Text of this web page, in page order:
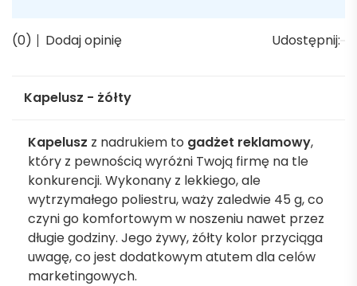
(0) Dodaj opinię Udostępnij:
Kapelusz - żółty
Kapelusz z nadrukiem to gadżet reklamowy,
który z pewnością wyróżni Twoją firmę na tle
konkurencji. Wykonany z lekkiego, ale
wytrzymałego poliestru, waży zaledwie 45 g, co
czyni go komfortowym w noszeniu nawet przez
długie godziny. Jego żywy, żółty kolor przyciąga
uwagę, co jest dodatkowym atutem dla celów
marketingowych.